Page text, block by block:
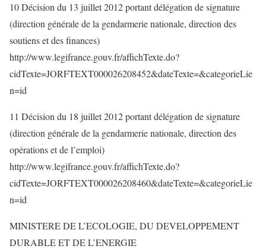
10 Décision du 13 juillet 2012 portant délégation de signature
(direction générale de la gendarmerie nationale, direction des
soutiens et des finances)
http://www.legifrance.gouv.fr/affichTexte.do?
cidTexte=JORFTEXT000026208452&dateTexte=&categorieLie
n=id
11 Décision du 18 juillet 2012 portant délégation de signature
(direction générale de la gendarmerie nationale, direction des
opérations et de l’emploi)
http://www.legifrance.gouv.fr/affichTexte.do?
cidTexte=JORFTEXT000026208460&dateTexte=&categorieLie
n=id
MINISTERE DE L’ECOLOGIE, DU DEVELOPPEMENT
DURABLE ET DE L’ENERGIE